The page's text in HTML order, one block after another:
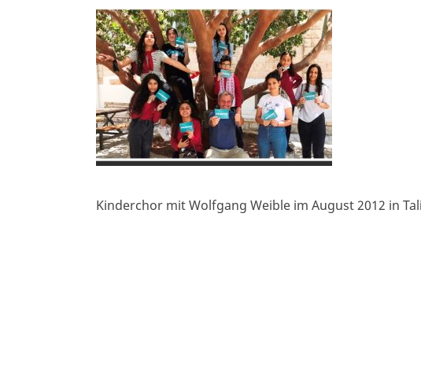
Kinderchor mit Wolfgang Weible im August 2012 in